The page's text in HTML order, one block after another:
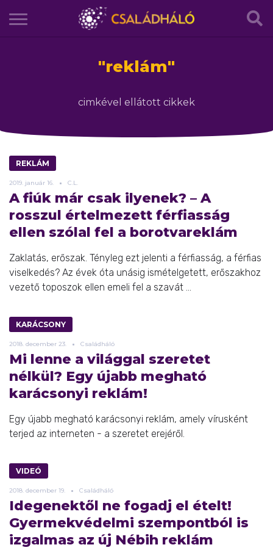
"reklám"
cimkével ellátott cikkek
REKLÁM
2019. január 16. C.L.
A fiúk már csak ilyenek? – A
rosszul értelmezett férfiasság
ellen szólal fel a borotvareklám
Zaklatás, erőszak. Tényleg ezt jelenti a férfiasság, a férfias
viselkedés? Az évek óta unásig ismételgetett, erőszakhoz
vezető toposzok ellen emeli fel a szavát ...
KARÁCSONY
2018. december 23. Családháló
Mi lenne a világgal szeretet
nélkül? Egy újabb megható
karácsonyi reklám!
Egy újabb megható karácsonyi reklám, amely vírusként
terjed az interneten - a szeretet erejéről.
VIDEÓ
2018. december 19. Családháló
Idegenektől ne fogadj el ételt!
Gyermekvédelmi szempontból is
izgalmas az új Nébih reklám